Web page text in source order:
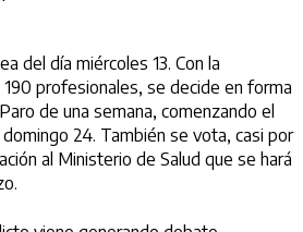
del día miércoles 13. Con la
profesionales, se decide en forma
de una semana, comenzando el
24. También se vota, casi por
al Ministerio de Salud que se hará